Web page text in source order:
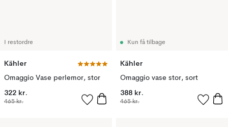
I restordre
Kähler
Omaggio Vase perlemor, stor
322 kr.
465 kr.
Kun få tilbage
Kähler
Omaggio vase stor, sort
388 kr.
465 kr.